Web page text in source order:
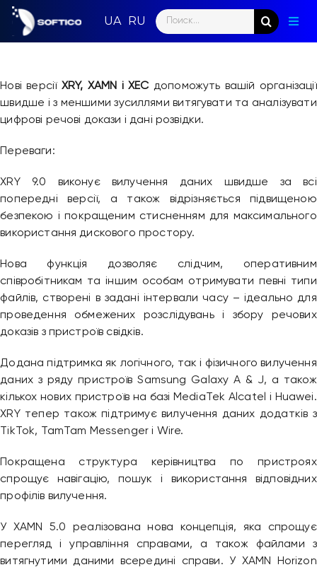
Skip
content
Search
for:
Нові версіїXRY, XAMN і XEC допоможуть вашій організації
швидше і з меншими зусиллями витягувати та аналізувати
цифрові речові докази і дані розвідки.
Переваги:
XRY 9.0 виконує вилучення даних швидше за всі
попередні версії, а також відрізняється підвищеною
безпекою і покращеним стисненням для максимального
використання дискового простору.
Нова функція дозволяє слідчим, оперативним
співробітникам та іншим особам отримувати певні типи
файлів, створені в задані інтервали часу – ідеально для
проведення обмежених розслідувань і збору речових
доказів з пристроїв свідків.
Додана підтримка як логічного, так і фізичного вилучення
даних з ряду пристроїв Samsung Galaxy A & J, а також
кількох нових пристроїв на базі MediaTek Alcatel і Huawei.
XRY тепер також підтримує вилучення даних додатків з
TikTok, TamTam Messenger і Wire.
Покращена структура керівництва по пристроях
спрощує навігацію, пошук і використання відповідних
профілів вилучення.
У XAMN 5.0 реалізована нова концепція, яка спрощує
перегляд і управління справами, а також файлами з
витягнутими даними всередині справи. У XAMN Horizon